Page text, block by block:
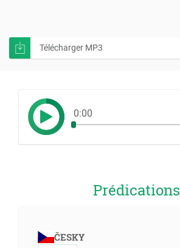
Télécharger MP3
0:00
Prédications
ČESKY